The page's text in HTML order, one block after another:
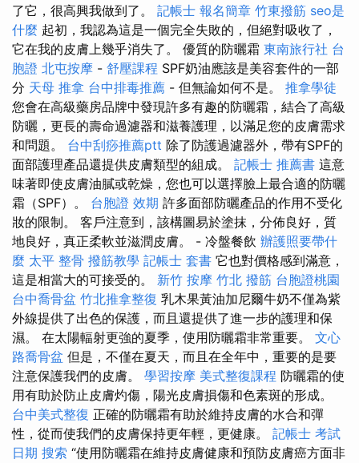
了它，很高興我做到了。 記帳士 報名簡章 竹東撥筋 seo是
什麼 起初，我認為這是一個完全失敗的，但絕對吸收了，
它在我的皮膚上幾乎消失了。 優質的防曬霜 東南旅行社 台
胞證 北屯按摩 - 舒壓課程 SPF奶油應該是美容套件的一部
分 天母 推拿 台中排毒推薦 - 但無論如何不是。 推拿學徒
您會在高級藥房品牌中發現許多有趣的防曬霜，結合了高級
防曬，更長的壽命過濾器和滋養護理，以滿足您的皮膚需求
和問題。 台中刮痧推薦ptt 除了防護過濾器外，帶有SPF的
面部護理產品還提供皮膚類型的組成。 記帳士 推薦書 這意
味著即使皮膚油膩或乾燥，您也可以選擇臉上最合適的防曬
霜（SPF）。 台胞證 效期 許多面部防曬產品的作用不受化
妝的限制。 客戶注意到，該構圖易於塗抹，分佈良好，質
地良好，真正柔軟並滋潤皮膚。 - 冷盤餐飲 辦護照要帶什
麼 太平 整骨 撥筋教學 記帳士 套書 它也對價格感到滿意，
這是相當大的可接受的。 新竹 按摩 竹北 撥筋 台胞證桃園
台中喬骨盆 竹北推拿整復 乳木果黃油加尼爾牛奶不僅為紫
外線提供了出色的保護，而且還提供了進一步的護理和保
濕。 在太陽輻射更強的夏季，使用防曬霜非常重要。 文心
路喬骨盆 但是，不僅在夏天，而且在全年中，重要的是要
注意保護我們的皮膚。 學習按摩 美式整復課程 防曬霜的使
用有助於防止皮膚灼傷，陽光皮膚損傷和色素斑的形成。
台中美式整復 正確的防曬霜有助於維持皮膚的水合和彈
性，從而使我們的皮膚保持更年輕，更健康。 記帳士 考試
日期 搜索 “使用防曬霜在維持皮膚健康和預防皮膚癌方面非